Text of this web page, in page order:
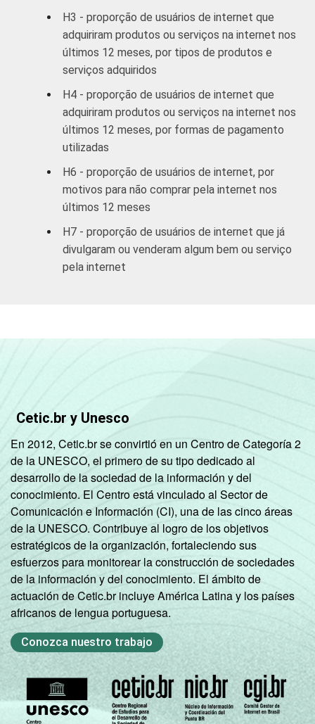
FAIXA
ETÁRIA
De 10 a 15
anos
De 16 a 24
De 25 a 34
anos
61
De 35 a 44
anos
63
anos
63
FAMILIAR
Mais de 3
SM até 5 SM
63
Mais de 5
SM até 10
SM
58
Mais de 10
SM
67
CLASSE
SOCIAL
A
B 57
58
H3 - proporção de usuários de internet que
adquiriram produtos ou serviços na internet nos
últimos 12 meses, por tipos de produtos e
serviços adquiridos
H4 - proporção de usuários de internet que
adquiriram produtos ou serviços na internet nos
últimos 12 meses, por formas de pagamento
utilizadas
H6 - proporção de usuários de internet, por
motivos para não comprar pela internet nos
últimos 12 meses
H7 - proporção de usuários de internet que já
divulgaram ou venderam algum bem ou serviço
pela internet
Cetic.br y Unesco
En 2012, Cetic.br se convirtió en un Centro de Categoría 2
de la UNESCO, el primero de su tipo dedicado al
desarrollo de la sociedad de la información y del
conocimiento. El Centro está vinculado al Sector de
Comunicación e Información (CI), una de las cinco áreas
de la UNESCO. Contribuye al logro de los objetivos
estratégicos de la organización, fortaleciendo sus
esfuerzos para monitorear la construcción de sociedades
de la información y del conocimiento. El ámbito de
actuación de Cetic.br incluye América Latina y los países
africanos de lengua portuguesa.
Conozca nuestro trabajo